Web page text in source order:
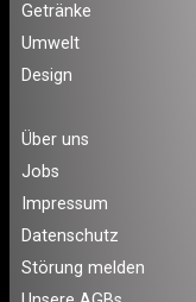
Getränke
Umwelt
Design
Über uns
Jobs
Impressum
Datenschutz
Störung melden